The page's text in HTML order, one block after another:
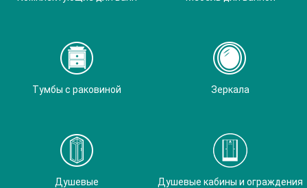
Тумбы с раковиной Зеркала
Душевые
Душевые кабины и ограждения